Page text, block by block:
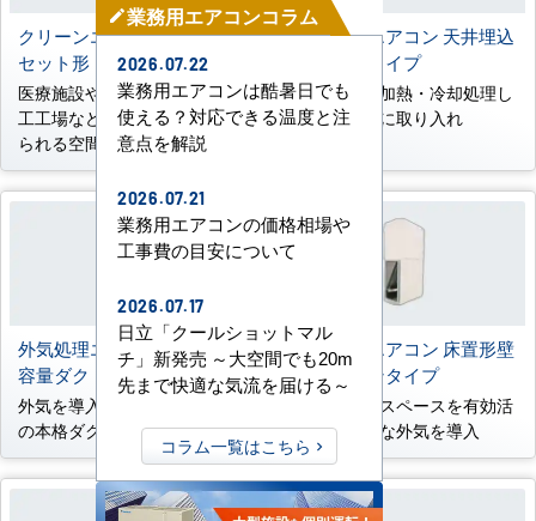
クリーンエリア用天井カ
セット形
医療施設や研究施設、食品加
工工場などの高い空室が求め
られる空間に
外気処理エアコン 天井埋込
形ダクトタイプ
新鮮外気を加熱・冷却処理し
て室内空間に取り入れ
外気処理エアコン 床置形大
容量ダクトタイプ
外気を導入したい大空間向け
の本格ダクト設計に対応
外気処理エアコン 床置形壁
ビルトインタイプ
壁内の柱間スペースを有効活
用し、新鮮な外気を導入
mode_edit業務用エアコンコラム
2026.07.22
業務用エアコンは酷暑日でも
使える？対応できる温度と注
意点を解説
2026.07.21
業務用エアコンの価格相場や
工事費の目安について
2026.07.17
日立「クールショットマル
チ」新発売 ～大空間でも20m
先まで快適な気流を届ける～
コラム一覧はこちら